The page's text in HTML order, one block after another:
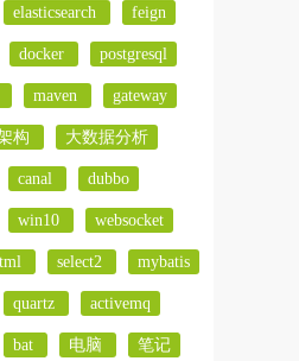
elasticsearch feign
docker postgresql
maven gateway
构 大数据分析
canal dubbo
win10 websocket
select2 mybatis
quartz activemq
bat 电脑 笔记